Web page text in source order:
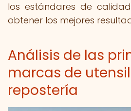
los estándares de
obtener los mejores
Análisis de las
marcas de
repostería